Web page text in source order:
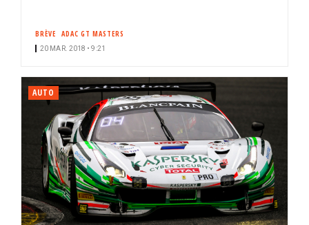
BRÈVE ADAC GT MASTERS
20 MAR. 2018 • 9:21
AUTO